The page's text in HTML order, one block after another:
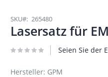
SKU 265480
Lasersatz für
Seien Sie der
Hersteller: GPM